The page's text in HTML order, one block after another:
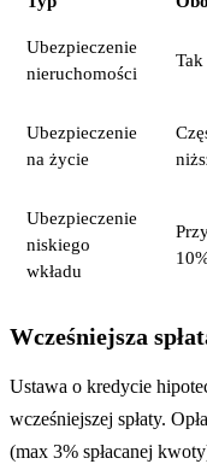
Ubezpieczenie
nieruchomości
Tak
Ubezpieczenie
na życie
Ubezpieczenie
niskiego
wkładu
Wcześniejsza
Ustawa o kredycie
wcześniejszej spłaty.
(max 3% spłacanej